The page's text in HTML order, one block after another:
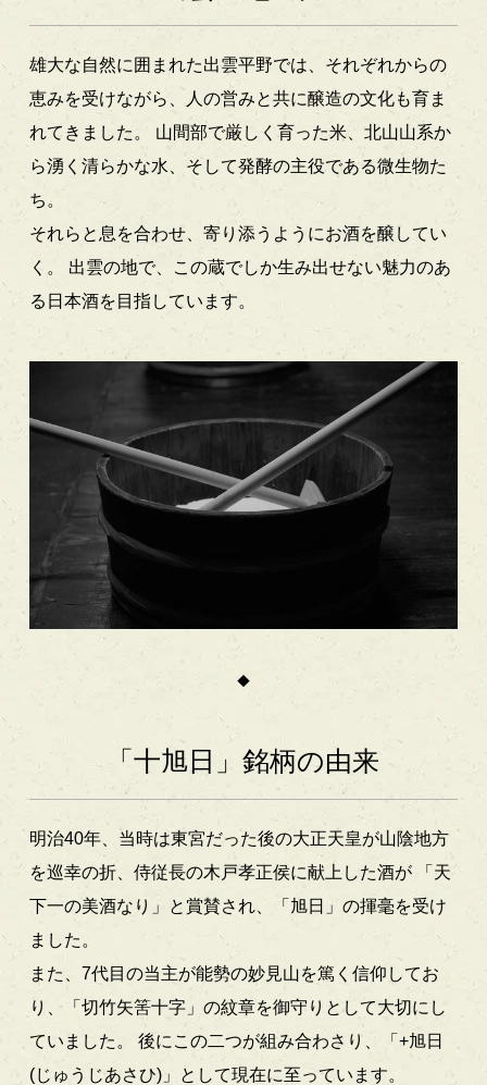
雄大な自然に囲まれた出雲平野では、それぞれからの
恵みを受けながら、人の営みと共に醸造の文化も育ま
れてきました。
山間部で厳しく育った米、北山山系か
ら湧く清らかな水、そして発酵の主役である微生物た
ち。
それらと息を合わせ、寄り添うようにお酒を醸してい
く。
出雲の地で、この蔵でしか生み出せない魅力のあ
る日本酒を目指しています。
「十旭日」銘柄の由来
明治40年、当時は東宮だった後の大正天皇が山陰地方
を巡幸の折、侍従長の木戸孝正侯に献上した酒が「天
下一の美酒なり」と賞賛され、「旭日」の揮毫を受け
ました。
また、7代目の当主が能勢の妙見山を篤く信仰してお
り、「切竹矢筈十字」の紋章を御守りとして大切にし
ていました。
後にこの二つが組み合わさり、「+旭日
(じゅうじあさひ)」として現在に至っています。